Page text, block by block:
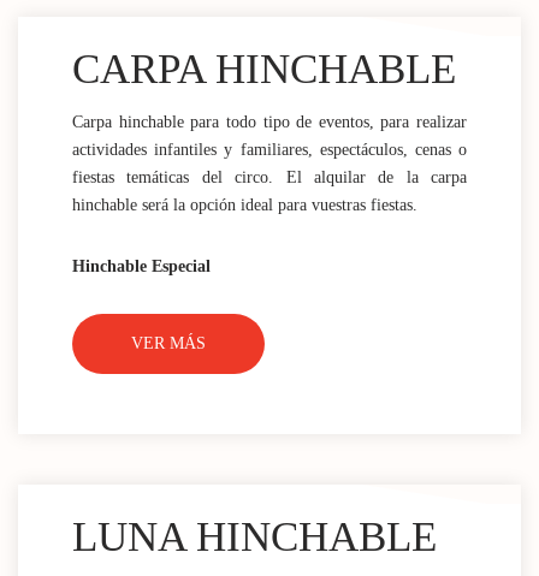
CARPA HINCHABLE
Carpa hinchable para todo tipo de eventos, para realizar
actividades infantiles y familiares, espectáculos, cenas o
fiestas temáticas del circo. El alquilar de la carpa
hinchable será la opción ideal para vuestras fiestas.
Hinchable Especial
VER MÁS
LUNA HINCHABLE